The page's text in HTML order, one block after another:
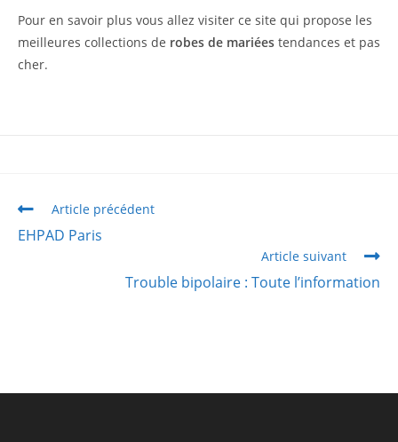
Pour en savoir plus vous allez visiter ce site qui propose les
meilleures collections de robes de mariées tendances et pas
cher.
Article précédent
EHPAD Paris
Article suivant
Trouble bipolaire : Toute l’information